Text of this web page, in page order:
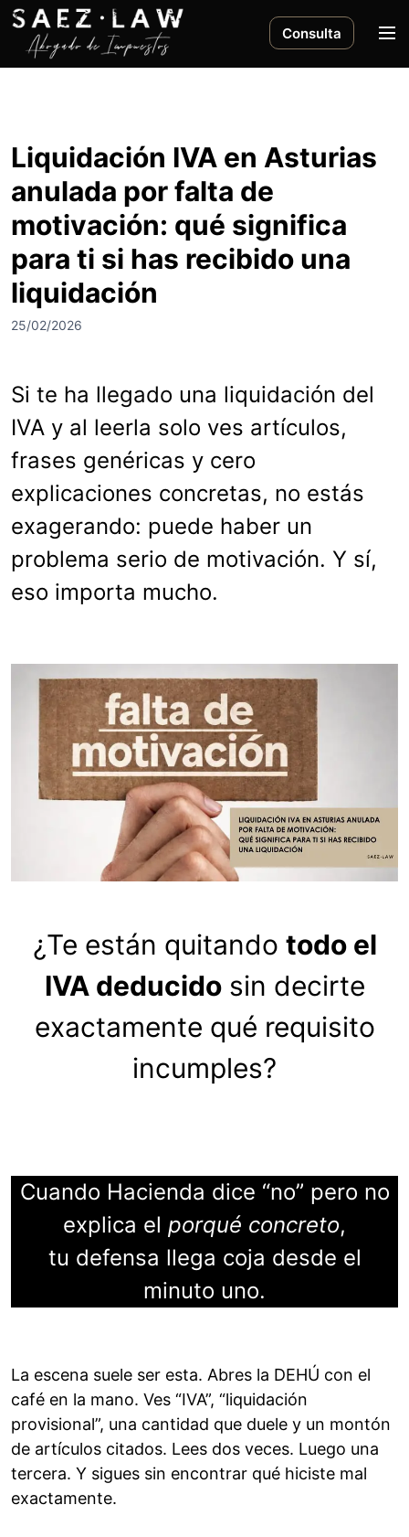
Consulta
M
Liquidación IVA en Asturias
anulada por falta de
motivación: qué significa
para ti si has recibido una
liquidación
25/02/2026
Si te ha llegado una liquidación del
IVA y al leerla solo ves artículos,
frases genéricas y cero
explicaciones concretas, no estás
exagerando: puede haber un
problema serio de motivación. Y sí,
eso importa mucho.
¿Te están quitando todo el
IVA deducidosin decirte
exactamente qué requisito
incumples?
Cuando Hacienda dice “no” pero no
explica el porqué concreto,
tu defensa llega coja desde el
minuto uno.
La escena suele ser esta. Abres la DEHÚ con el
café en la mano. Ves “IVA”, “liquidación
provisional”, una cantidad que duele y un montón
de artículos citados. Lees dos veces. Luego una
tercera. Y sigues sin encontrar qué hiciste mal
exactamente.